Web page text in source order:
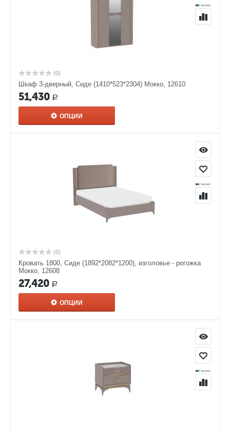
(0)
Шкаф 3-дверный, Сиде (1410*523*2304) Мокко, 12610
51,430 Р
ОПЦИИ
(0)
Кровать 1800, Сиде (1892*2082*1200), изголовье - рогожка
Мокко, 12608
27,420 Р
ОПЦИИ